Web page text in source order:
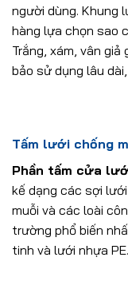
người dùng. Khung
hàng lựa chọn sao
Trắng, xám, vân
bảo sử dụng lâu
Tấm lưới chống
Phần tấm cửa
kế dạng các sợi
muỗi và các loài
trường phổ biến
tinh và lưới nhựa PE.